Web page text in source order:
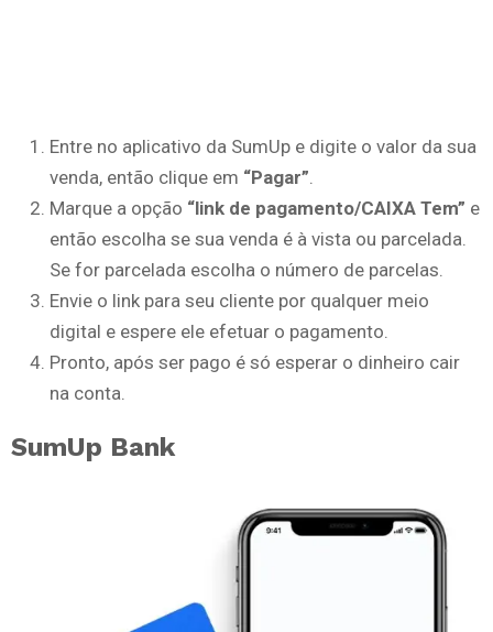
Entre no aplicativo da SumUp e digite o valor da sua
venda, então clique em “Pagar”
Marque a opção “link de pagamento/CAIXA Tem” e
então escolha se sua venda é à vista ou parcelada.
Se for parcelada escolha o número de parcelas.
Envie o link para seu cliente por qualquer meio
digital e espere ele efetuar o pagamento.
Pronto, após ser pago é só esperar o dinheiro cair
na conta.
SumUp Bank